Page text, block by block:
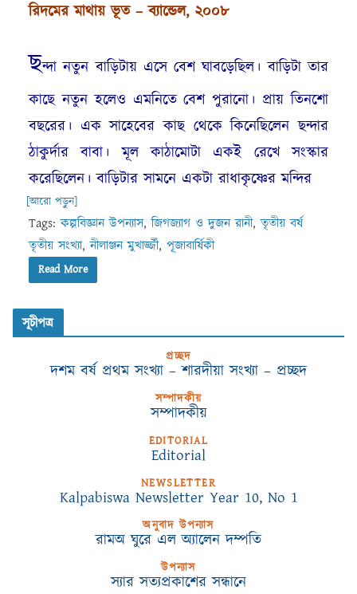
রিদমের মাথায় ভূত–ব্যান্ডেল, ২০০৮
ছন্দা নতুন বাড়িটায় এসে বেশ ঘাবড়েছিল। বাড়িটা তার
কাছে নতুন হলেও এমনিতে বেশ পুরানো। প্রায় তিনশো
বছরের। এক সাহেবের কাছ থেকে কিনেছিলেন ছন্দার
ঠাকুর্দার বাবা। মূল কাঠামোটা একই রেখে সংস্কার
করেছিলেন। বাড়িটার সামনে একটা রাধাকৃষ্ণের মন্দির
[আরো পড়ুন]
Tags:কল্পবিজ্ঞান উপন্যাস,জিগজ্যাগ ও দুজন রানী,তৃতীয় বর্ষ
তৃতীয় সংখ্যা,নীলাঞ্জন মুখার্জ্জী, পূজাবার্ষিকী
Read More
সূচীপত্র
প্রচ্ছদ
দশম বর্ষ প্রথম সংখ্যা – শারদীয়া সংখ্যা – প্রচ্ছদ
সম্পাদকীয়
সম্পাদকীয়
EDITORIAL
Editorial
NEWSLETTER
Kalpabiswa Newsletter Year 10, No 1
অনুবাদ উপন্যাস
রামঅ ঘুরে এল অ্যালেন দম্পতি
উপন্যাস
স্যার সত্যপ্রকাশের সন্ধানে